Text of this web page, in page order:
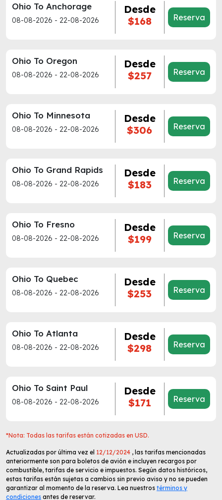
Ohio To Anchorage
08-08-2026 - 22-08-2026
Desde
$168
Reserva
Ohio To Oregon
08-08-2026 - 22-08-2026
Desde
$257
Reserva
Ohio To Minnesota
08-08-2026 - 22-08-2026
Desde
$306
Reserva
Ohio To Grand Rapids
08-08-2026 - 22-08-2026
Desde
$183
Reserva
Ohio To Fresno
08-08-2026 - 22-08-2026
Desde
$199
Reserva
Ohio To Quebec
08-08-2026 - 22-08-2026
Desde
$253
Reserva
Ohio To Atlanta
08-08-2026 - 22-08-2026
Desde
$298
Reserva
Ohio To Saint Paul
08-08-2026 - 22-08-2026
Desde
$171
Reserva
*Nota: Todas las tarifas están cotizadas en USD.
Actualizadas por última vez el 12/12/2024 , las tarifas mencionadas
anteriormente son para boletos de avión e incluyen recargos por
combustible, tarifas de servicio e impuestos. Según datos históricos,
estas tarifas están sujetas a cambios sin previo aviso y no se pueden
garantizar al momento de la reserva. Lea nuestros términos y
condiciones antes de reservar.